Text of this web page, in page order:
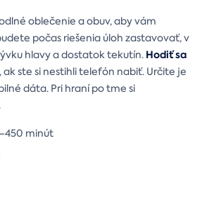
oblečenie a obuv, aby vám
počas riešenia úloh zastavovať, v
hlavy a dostatok tekutín. Hodiť sa
, ak ste si nestihli telefón nabiť. Určite je
dáta. Pri hraní po tme si
minút